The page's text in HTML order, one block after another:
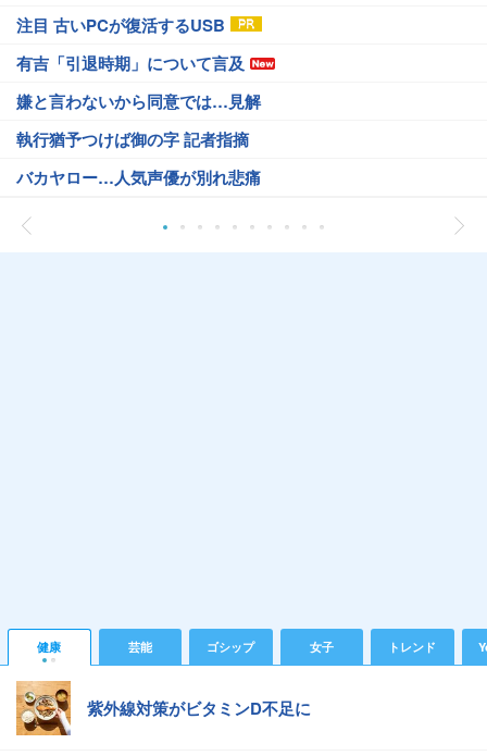
注目 古いPCが復活するUSB
有吉「引退時期」について言及
嫌と言わないから同意では…見解
執行猶予つけば御の字 記者指摘
バカヤロー…人気声優が別れ悲痛
健康 芸能 ゴシップ 女子 トレンド
紫外線対策がビタミンD不足に